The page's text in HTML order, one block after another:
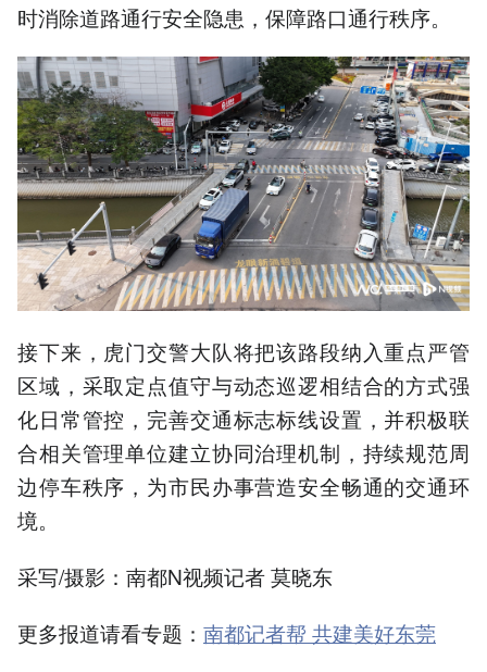
时消除道路通行安全隐患，保障路口通行秩序。
接下来，虎门交警大队将把该路段纳入重点严管
区域，采取定点值守与动态巡逻相结合的方式强
化日常管控，完善交通标志标线设置，并积极联
合相关管理单位建立协同治理机制，持续规范周
边停车秩序，为市民办事营造安全畅通的交通环
境。
采写/摄影：南都N视频记者 莫晓东
更多报道请看专题： 南都记者帮 共建美好东莞